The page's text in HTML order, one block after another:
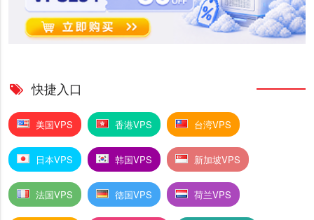
快捷入口
美国VPS 香港VPS 台湾VPS
日本VPS 韩国VPS 新加坡VPS
法国VPS 德国VPS 荷兰VPS